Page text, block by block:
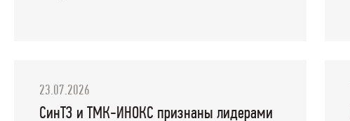
23.07.2026
СинТЗ и ТМК-ИНОКС признаны лидерами